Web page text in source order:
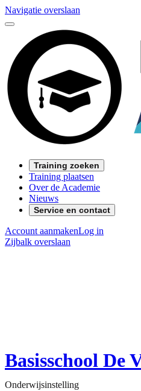
Navigatie overslaan
Training zoeken
Training plaatsen
Over de Academie
Nieuws
Service en contact
Account aanmakenLog in
Zijbalk overslaan
Basisschool De
Onderwijsinstelling